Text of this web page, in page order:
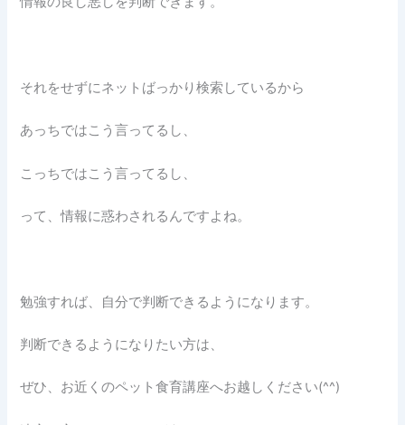
それをせずにネットばっかり検索しているから
あっちではこう言ってるし、
こっちではこう言ってるし、
って、情報に惑わされるんですよね。
勉強すれば、自分で判断できるようになります。
判断できるようになりたい方は、
ぜひ、お近くのペット食育講座へお越しください(^^)